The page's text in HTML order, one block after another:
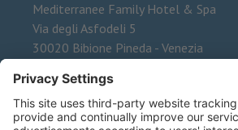
Mediterranee Family Hotel & Spa
Via degli Asfodeli 5
30020 Bibione Pineda - Venezia
Fax
E-Mailinfo@mediterranee.it